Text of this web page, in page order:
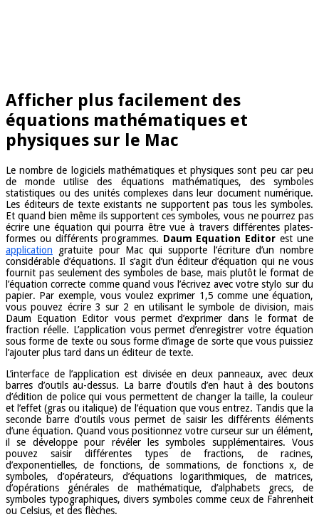
Afficher plus facilement des
équations mathématiques et
physiques sur le Mac
Le nombre de logiciels mathématiques et physiques sont peu car peu
de monde utilise des équations mathématiques, des symboles
statistiques ou des unités complexes dans leur document numérique.
Les éditeurs de texte existants ne supportent pas tous les symboles.
Et quand bien même ils supportent ces symboles, vous ne pourrez pas
écrire une équation qui pourra être vue à travers différentes plates-
formes ou différents programmes. Daum Equation Editor est une
application gratuite pour Mac qui supporte l’écriture d’un nombre
considérable d’équations. Il s’agit d’un éditeur d’équation qui ne vous
fournit pas seulement des symboles de base, mais plutôt le format de
l’équation correcte comme quand vous l’écrivez avec votre stylo sur du
papier. Par exemple, vous voulez exprimer 1,5 comme une équation,
vous pouvez écrire 3 sur 2 en utilisant le symbole de division, mais
Daum Equation Editor vous permet d’exprimer dans le format de
fraction réelle. L’application vous permet d’enregistrer votre équation
sous forme de texte ou sous forme d’image de sorte que vous puissiez
l’ajouter plus tard dans un éditeur de texte.
L’interface de l’application est divisée en deux panneaux, avec deux
barres d’outils au-dessus. La barre d’outils d’en haut à des boutons
d’édition de police qui vous permettent de changer la taille, la couleur
et l’effet (gras ou italique) de l’équation que vous entrez. Tandis que la
seconde barre d’outils vous permet de saisir les différents éléments
d’une équation. Quand vous positionnez votre curseur sur un élément,
il se développe pour révéler les symboles supplémentaires. Vous
pouvez saisir différentes types de fractions, de racines,
d’exponentielles, de fonctions, de sommations, de fonctions x, de
symboles, d’opérateurs, d’équations logarithmiques, de matrices,
d’opérations générales de mathématique, d’alphabets grecs, de
symboles typographiques, divers symboles comme ceux de Fahrenheit
ou Celsius, et des flèches.